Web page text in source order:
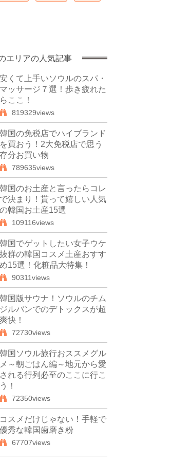
エリアの人気記事
安くて上手いソウルのスパ・
マッサージ７選！歩き疲れた
らここ！
819329views
韓国の免税店でハイブランド
を買おう！2大免税店で思う
存分お買い物
789635views
韓国のお土産と言ったらコレ
で決まり！貰って嬉しい人気
の韓国お土産15選
109116views
韓国でゲットしたい女子ウケ
抜群の韓国コスメ土産おすす
め15選！化粧品大特集！
90311views
韓国版サウナ！ソウルのチム
ジルバンでのデトックスが超
爽快！
72730views
韓国ソウル旅行おススメグル
メ～朝ごはん編～地元から愛
される行列必至のここに行こ
う！
72350views
コスメだけじゃない！手軽で
優秀な韓国歯磨き粉
67707views